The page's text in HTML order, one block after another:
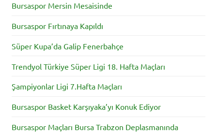
Bursaspor Mersin Mesaisinde
Bursaspor Fırtınaya Kapıldı
Süper Kupa’da Galip Fenerbahçe
Trendyol Türkiye Süper Ligi 18. Hafta Maçları
Şampiyonlar Ligi 7.Hafta Maçları
Bursaspor Basket Karşıyaka’yı Konuk Ediyor
Bursaspor Maçları Bursa Trabzon Deplasmanında